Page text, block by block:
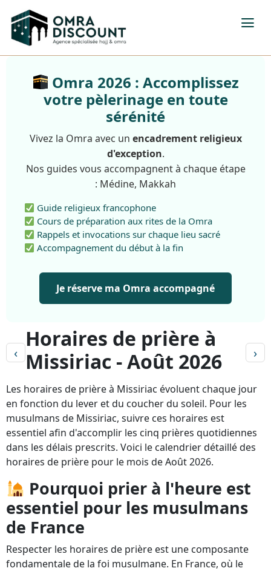
Omra 2026 : Accomplissez
votre pèlerinage en toute
sérénité
Vivez la Omra avec un encadrement religieux
d'exception.
Nos guides vous accompagnent à chaque étape
: Médine, Makkah
Guide religieux francophone
Cours de préparation aux rites de la Omra
Rappels et invocations sur chaque lieu sacré
Accompagnement du début à la fin
Je réserve ma Omra accompagné
‹
Horaires de prière à
Missiriac - Août 2026
›
Les horaires de prière à Missiriac évoluent chaque jour
en fonction du lever et du coucher du soleil. Pour les
musulmans de Missiriac, suivre ces horaires est
essentiel afin d'accomplir les cinq prières quotidiennes
dans les délais prescrits. Voici le calendrier détaillé des
horaires de prière pour le mois de Août 2026.
Pourquoi prier à l'heure est
essentiel pour les musulmans
de France
Respecter les horaires de prière est une composante
fondamentale de la foi musulmane. En France, où le